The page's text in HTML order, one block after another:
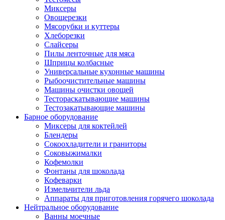
Миксеры
Овощерезки
Мясорубки и куттеры
Хлеборезки
Слайсеры
Пилы ленточные для мяса
Шприцы колбасные
Универсальные кухонные машины
Рыбоочистительные машины
Машины очистки овощей
Тестораскатывающие машины
Тестозакатывающие машины
Барное оборудование
Миксеры для коктейлей
Блендеры
Сокоохладители и граниторы
Соковыжималки
Кофемолки
Фонтаны для шоколада
Кофеварки
Измельчители льда
Аппараты для приготовления горячего шоколада
Нейтральное оборудование
Ванны моечные